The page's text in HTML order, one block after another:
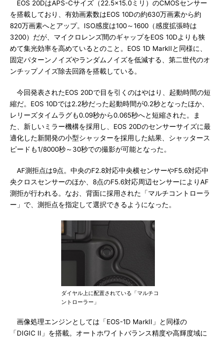
EOS 20DはAPS-Cサイズ（22.5×15.0ミリ）のCMOSセンサー
を搭載しており、有効画素数はEOS 10Dの約630万画素から約
820万画素へとアップ。ISO感度は100～1600（感度拡張時は
3200）だが、マイクロレンズ間のギャップをEOS 10Dよりも狭
めて集光効率を高めているとのこと。EOS 1D MarkIIと同様に、
固定パターンノイズやランダムノイズを低減する、第二世代のオ
ンチップノイズ除去回路を搭載している。
今回発表されたEOS 20Dで目を引くのはやはり、起動時間の短
縮だ。EOS 10Dでは2.2秒だった起動時間が0.2秒となったほか、
レリーズタイムラグも0.09秒から0.065秒へと短縮された。ま
た、新しいミラー機構を採用し、EOS 20Dのセンサーサイズに最
適化した新開発の小型シャッターを採用した結果、シャッタース
ピードも1/8000秒～30秒での撮影が可能となった。
AF測拒点は9点。中央のF2.8対応中央横センサーやF5.6対応中
央クロスセンサーのほか、8点のF5.6対応周辺センサーによりAF
測拒が行われる。なお、背面に採用された「マルチコントローラ
ー」で、測拒点を指定して選択できるようになった。
ダイヤル上に配置されている「マルチコ
ントローラー」
画像処理エンジンとしては「EOS-1D MarkII」と同様の
「DIGIC II」を搭載。オートホワイトバランス精度や高輝度域に